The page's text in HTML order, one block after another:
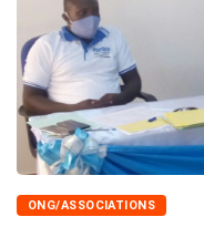
ONG/ASSOCIATIONS